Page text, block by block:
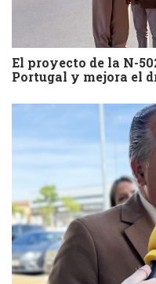
El proyecto de la N-
Portugal y mejora el